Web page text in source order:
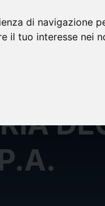
di navigazione
il tuo interesse nei